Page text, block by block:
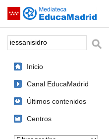
Saltar navegación
Palabra o frase:
Inicio
Canal EducaMadrid
Últimos contenidos
Centros